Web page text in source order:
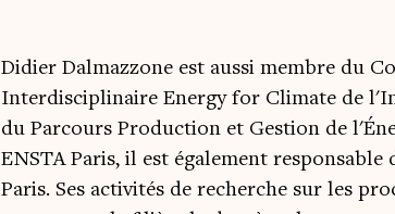
Didier Dalmazzone est aussi membre du
Interdisciplinaire Energy for Climate de
du Parcours Production et Gestion de
ENSTA Paris, il est également
Paris. Ses activités de recherche sur les